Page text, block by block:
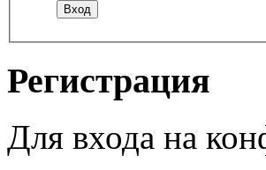
Регистрация
Для входа на